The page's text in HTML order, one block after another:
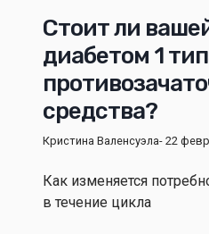
Стоит ли
диабетом 1
средства?
Кристина Валенсуэла- 22
Как изменяется
в течение цикла